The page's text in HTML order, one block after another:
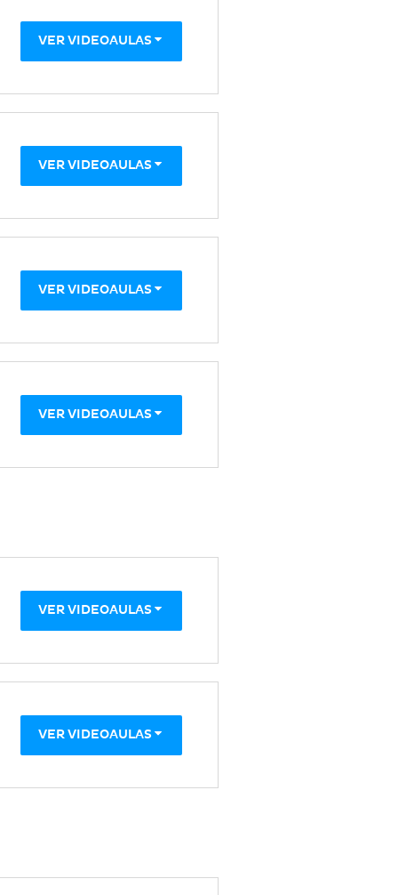
VER VIDEOAULAS
VER VIDEOAULAS
VER VIDEOAULAS
VER VIDEOAULAS
VER VIDEOAULAS
VER VIDEOAULAS